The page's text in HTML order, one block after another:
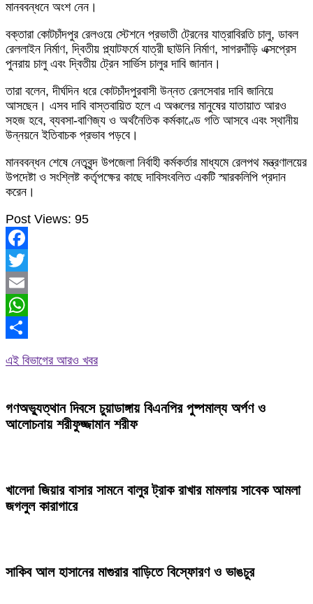
মানববন্ধনে অংশ নেন।
বক্তারা কোটচাঁদপুর রেলওয়ে স্টেশনে প্রভাতী ট্রেনের যাত্রাবিরতি চালু, ডাবল
রেললাইন নির্মাণ, দ্বিতীয় প্ল্যাটফর্মে যাত্রী ছাউনি নির্মাণ, সাগরদাঁড়ি এক্সপ্রেস
পুনরায় চালু এবং দ্বিতীয় ট্রেন সার্ভিস চালুর দাবি জানান।
তারা বলেন, দীর্ঘদিন ধরে কোটচাঁদপুরবাসী উন্নত রেলসেবার দাবি জানিয়ে
আসছেন। এসব দাবি বাস্তবায়িত হলে এ অঞ্চলের মানুষের যাতায়াত আরও
সহজ হবে, ব্যবসা-বাণিজ্য ও অর্থনৈতিক কর্মকাণ্ডে গতি আসবে এবং স্থানীয়
উন্নয়নে ইতিবাচক প্রভাব পড়বে।
মানববন্ধন শেষে নেতৃবৃন্দ উপজেলা নির্বাহী কর্মকর্তার মাধ্যমে রেলপথ মন্ত্রণালয়ের
উপদেষ্টা ও সংশ্লিষ্ট কর্তৃপক্ষের কাছে দাবিসংবলিত একটি স্মারকলিপি প্রদান
করেন।
Post Views: 95
Facebook
Twitter
Email
WhatsApp
এই বিভাগের আরও খবর
গণঅভ্যুত্থান দিবসে চুয়াডাঙ্গায় বিএনপির পুষ্পমাল্য অর্পণ ও
আলোচনায় শরীফুজ্জামান শরীফ
খালেদা জিয়ার বাসার সামনে বালুর ট্রাক রাখার মামলায় সাবেক আমলা
জগলুল কারাগারে
সাকিব আল হাসানের মাগুরার বাড়িতে বিস্ফোরণ ও ভাঙচুর